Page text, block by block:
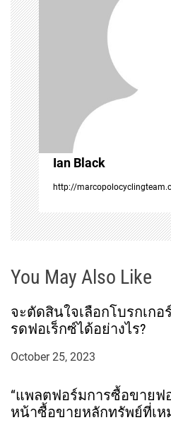
g
a
t
i
o
n
Ian Black
http://
You May Also Like
จะตัดสินใจเลือกโบรกเกอ
รดฟอเร็กซ์ได้อย่างไร?
October 25, 2023
“แพลตฟอร์มการซื้อขายฟ
หน้าซื้อขายหลักทรัพย์ที่เ